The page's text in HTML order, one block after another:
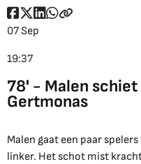
07 Sep
19:37
78' - Malen schiet
Gertmonas
Malen gaat een paar
linker. Het schot mist